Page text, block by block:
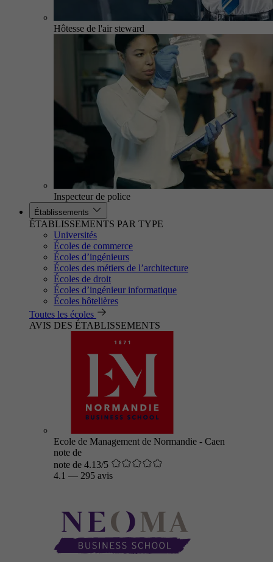
Hôtesse de l'air steward
Inspecteur de police
Établissements
ÉTABLISSEMENTS PAR TYPE
Universités
Écoles de commerce
Écoles d’ingénieurs
Écoles des métiers de l’architecture
Écoles de droit
Écoles d’ingénieur informatique
Écoles hôtelières
Toutes les écoles
AVIS DES ÉTABLISSEMENTS
Ecole de Management de Normandie - Caen
note de
note de 4.13/5
4.1 — 295 avis